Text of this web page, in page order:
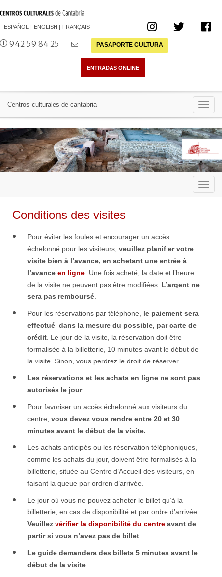
ESPAÑOL ENGLISH FRANÇAIS
942 59 84 25 PASAPORTE CULTURA
Centros culturales de cantabria
Conditions des visites
Pour éviter les foules et encourager un accès
échelonné pour les visiteurs, veuillez planifier votre
visite bien à l’avance, en achetant une entrée à
l’avance en ligne. Une fois acheté, la date et l’heure
de la visite ne peuvent pas être modifiées. L’argent ne
sera pas remboursé.
Pour les réservations par téléphone, le paiement sera
effectué, dans la mesure du possible, par carte de
crédit. Le jour de la visite, la réservation doit être
formalisée à la billetterie, 10 minutes avant le début de
la visite. Sinon, vous perdrez le droit de réserver.
Les réservations et les achats en ligne ne sont pas
autorisés le jour.
Pour favoriser un accès échelonné aux visiteurs du
centre, vous devez vous rendre entre 20 et 30
minutes avant le début de la visite.
Les achats anticipés ou les réservation téléphoniques,
comme les achats du jour, doivent être formalisés à la
billetterie, située au Centre d’Accueil des visiteurs, en
faisant la queue par ordren d’arrivée.
Le jour où vous ne pouvez acheter le billet qu’à la
billetterie, en cas de disponibilité et par ordre d’arrivée.
Veuillez vérifier la disponibilité du centre avant de
partir si vous n’avez pas de billet.
Le guide demandera des billets 5 minutes avant le
début de la visite.